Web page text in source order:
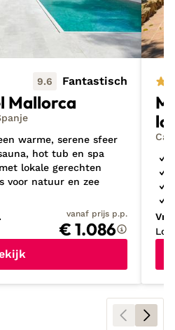
9.6 Fantastisch
Mallorca
warme, serene sfeer
hot tub en spa
lokale gerechten
voor natuur en zee
vanaf prijs p.p.
€ 1.086
Vr